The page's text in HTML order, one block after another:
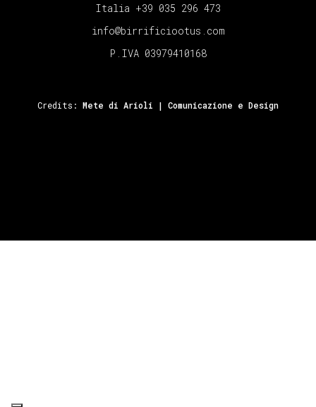
Italia +39 035 296 473
info@birrificiootus.com
P.IVA 03979410168
Credits: Mete di Arioli | Comunicazione e Design